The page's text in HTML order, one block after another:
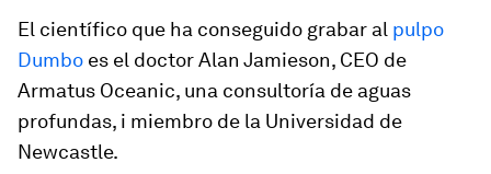
El científico que ha conseguido grabar al pulpo
Dumbo es el doctor Alan Jamieson, CEO de
Armatus Oceanic, una consultoría de aguas
profundas, i miembro de la Universidad de
Newcastle.